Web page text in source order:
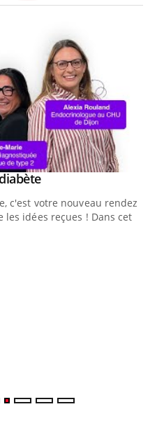
Youtube
c'est votre nouveau rendez-
idées reçues ! Dans cet